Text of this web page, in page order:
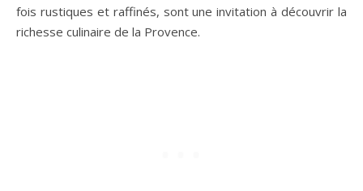
fois rustiques et raffinés, sont une invitation à découvrir la
richesse culinaire de la Provence.